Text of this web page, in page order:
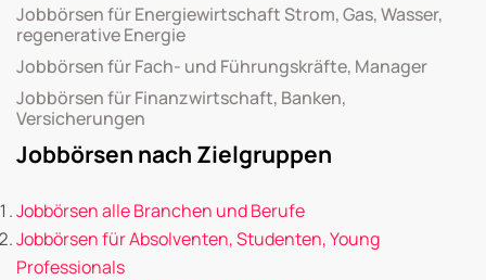
Jobbörsen für Energiewirtschaft Strom, Gas, Wasser,
regenerative Energie
Jobbörsen für Fach- und Führungskräfte, Manager
Jobbörsen für Finanzwirtschaft, Banken,
Versicherungen
Jobbörsen nach Zielgruppen
Jobbörsen alle Branchen und Berufe
Jobbörsen für Absolventen, Studenten, Young
Professionals